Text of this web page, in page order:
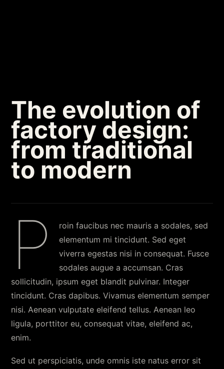
The evolution of
factory design:
from traditional
to modern
P
roin faucibus nec mauris a sodales, sed
elementum mi tincidunt. Sed eget
viverra egestas nisi in consequat. Fusce
sodales augue a accumsan. Cras
sollicitudin, ipsum eget blandit pulvinar. Integer
tincidunt. Cras dapibus. Vivamus elementum semper
nisi. Aenean vulputate eleifend tellus. Aenean leo
ligula, porttitor eu, consequat vitae, eleifend ac,
enim.
Sed ut perspiciatis, unde omnis iste natus error sit